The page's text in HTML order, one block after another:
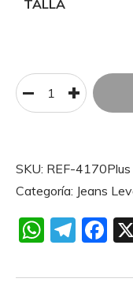
TALLA
SKU: REF-4170Plus
Categoría: Jeans
W
at
T
e
F
c